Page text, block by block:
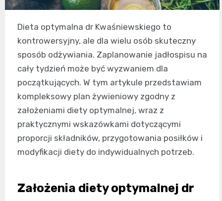
Dieta optymalna dr Kwaśniewskiego to
kontrowersyjny, ale dla wielu osób skuteczny
sposób odżywiania. Zaplanowanie jadłospisu na
cały tydzień może być wyzwaniem dla
początkujących. W tym artykule przedstawiam
kompleksowy plan żywieniowy zgodny z
założeniami diety optymalnej, wraz z
praktycznymi wskazówkami dotyczącymi
proporcji składników, przygotowania posiłków i
modyfikacji diety do indywidualnych potrzeb.
Założenia diety optymalnej dr